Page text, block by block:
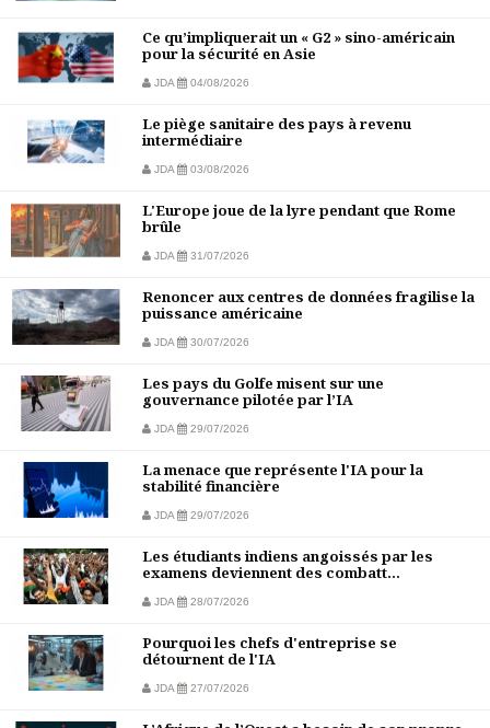
Ce qu’impliquerait un « G2 » sino-américain
pour la sécurité en Asie
JDA 04/08/2026
Le piège sanitaire des pays à revenu
intermédiaire
JDA 03/08/2026
L'Europe joue de la lyre pendant que Rome
brûle
JDA 31/07/2026
Renoncer aux centres de données fragilise la
puissance américaine
JDA 30/07/2026
Les pays du Golfe misent sur une
gouvernance pilotée par l’IA
JDA 29/07/2026
La menace que représente l'IA pour la
stabilité financière
JDA 29/07/2026
Les étudiants indiens angoissés par les
examens deviennent des combatt...
JDA 28/07/2026
Pourquoi les chefs d'entreprise se
détournent de l'IA
JDA 27/07/2026